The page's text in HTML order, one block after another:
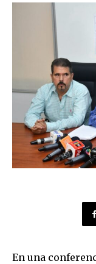
En una